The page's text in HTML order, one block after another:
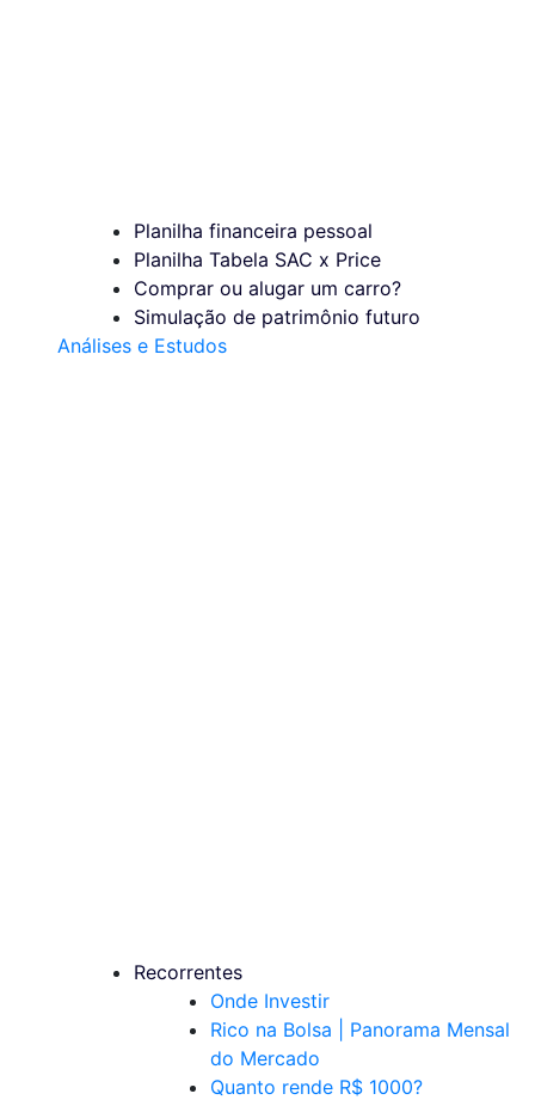
Planilha financeira pessoal
Planilha Tabela SAC x Price
Comprar ou alugar um carro?
Simulação de patrimônio futuro
Análises e Estudos
Recorrentes
Onde Investir
Rico na Bolsa | Panorama Mensal
do Mercado
Quanto rende R$ 1000?